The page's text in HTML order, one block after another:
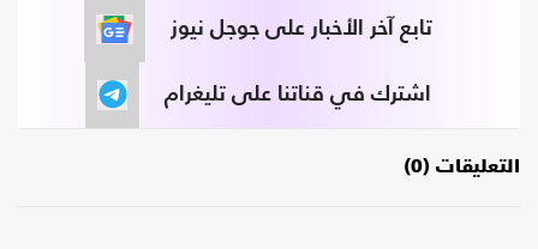
تابع آخر الأخبار على جوجل نيوز
اشترك في قناتنا على تليغرام
التعليقات (0)